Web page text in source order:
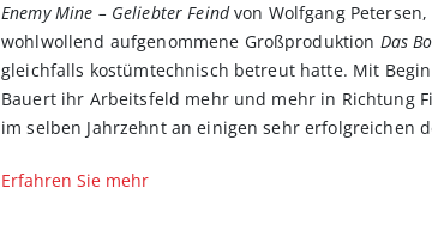
Enemy Mine – Geliebter Feindvon Wolfgang
wohlwollend aufgenommene Großproduktion Das
gleichfalls kostümtechnisch betreut hatte. Mit
Bauert ihr Arbeitsfeld mehr und mehr in Richtung
im selben Jahrzehnt an einigen sehr erfolgreichen
Erfahren Sie mehr